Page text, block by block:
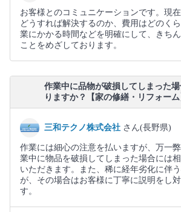
お客様とのコミュニケーションです。現在
どうすれば解決するのか、費用はどのく
業にかかる時間などを明確にして、きち
ことをめざしております。
作業中に品物が破損してしまった
りますか？【家の修繕・リフォーム
三和テクノ株式会社 さん(長野県)
作業には細心の注意を払いますが、万一
業中に物品を破損してしまった場合には
いただきます。また、稀に経年劣化に伴
が、その場合はお客様に丁寧に説明をし
す。